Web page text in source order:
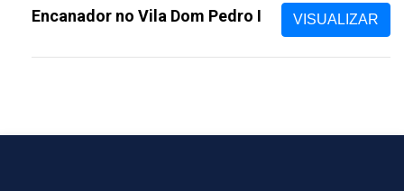
Encanador no Vila Dom Pedro I VISUALIZAR